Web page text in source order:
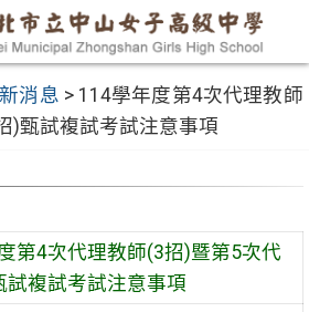
消息 > 114學年度第4次代理教師
)甄試複試考試注意事項
第4次代理教師(3招)暨第5次代
試複試考試注意事項